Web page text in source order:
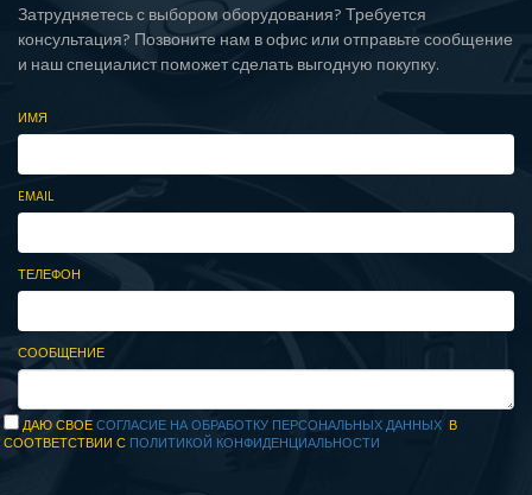
Затрудняетесь с выбором оборудования? Требуется
консультация? Позвоните нам в офис или отправьте сообщение
и наш специалист поможет сделать выгодную покупку.
ИМЯ
EMAIL
ТЕЛЕФОН
СООБЩЕНИЕ
ДАЮ СВОЕСОГЛАСИЕ НА ОБРАБОТКУ ПЕРСОНАЛЬНЫХ ДАННЫХ В
СООТВЕТСТВИИ С ПОЛИТИКОЙ КОНФИДЕНЦИАЛЬНОСТИ